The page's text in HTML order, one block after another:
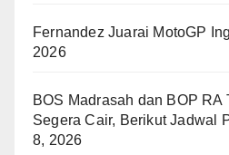
Fernandez Juarai MotoGP
2026
BOS Madrasah dan BOP RA
Segera Cair, Berikut Jadwal
8, 2026